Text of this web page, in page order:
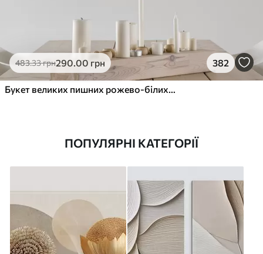
483.33грн290.00 грн 382
Букет великих пишних рожево-білих квітів півонії із зеленим листям на м’якому розмитому фоні
ПОПУЛЯРНІ КАТЕГОРІЇ